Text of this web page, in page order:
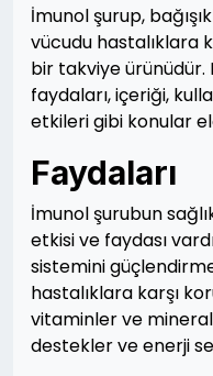
İmunol şurup,
vücudu hastalıklara
bir takviye ürünüdür.
faydaları, içeriği,
etkileri gibi konular
Faydaları
İmunol şurubun
etkisi ve faydası
sistemini
hastalıklara karşı
vitaminler ve
destekler ve enerji